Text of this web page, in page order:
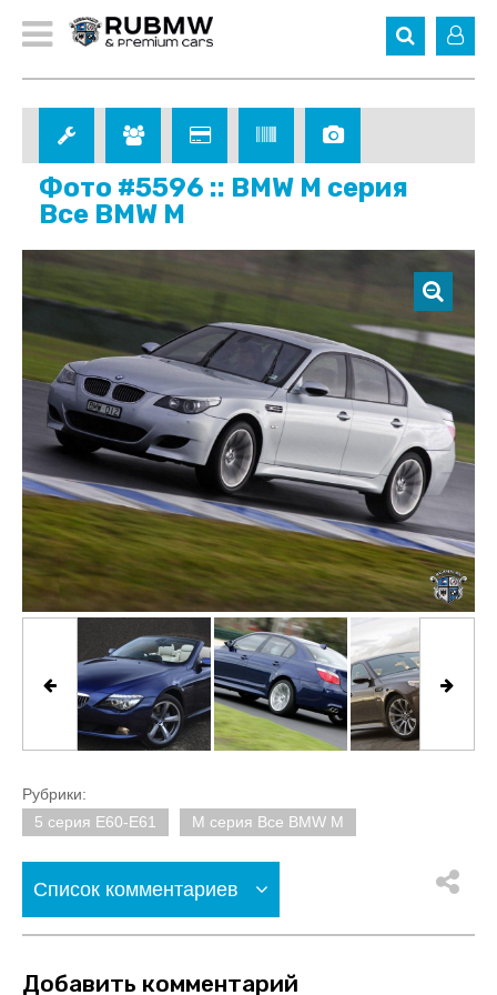
Фото #5596 :: BMW M серия
Все BMW M
Рубрики:
5 серия E60-E61
M серия Все BMW M
Список комментариев
Добавить комментарий